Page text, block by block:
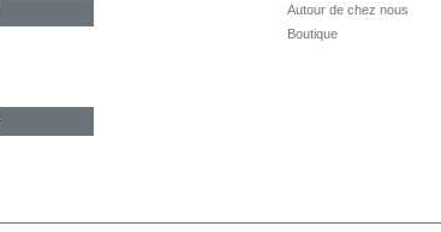
Autour de chez nous
Boutique